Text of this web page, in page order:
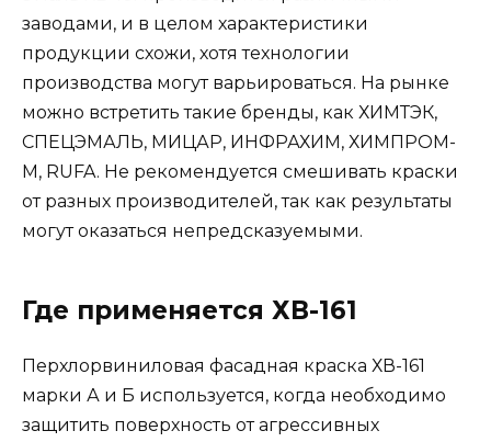
заводами, и в целом характеристики
продукции схожи, хотя технологии
производства могут варьироваться. На рынке
можно встретить такие бренды, как ХИМТЭК,
СПЕЦЭМАЛЬ, МИЦАР, ИНФРАХИМ, ХИМПРОМ-
М, RUFA. Не рекомендуется смешивать краски
от разных производителей, так как результаты
могут оказаться непредсказуемыми.
Где применяется ХВ-161
Перхлорвиниловая фасадная краска ХВ-161
марки А и Б используется, когда необходимо
защитить поверхность от агрессивных